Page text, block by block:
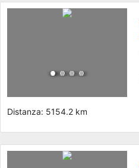
Distanza: 5154.2 km